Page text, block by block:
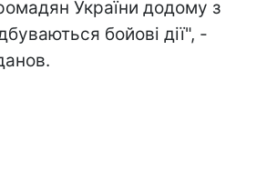
України додому з
бойові дії", -